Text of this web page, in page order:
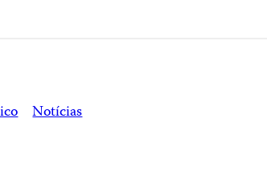
Notícias